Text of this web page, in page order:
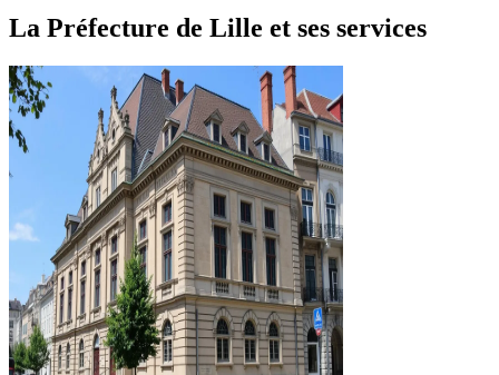
La Préfecture de Lille et ses services